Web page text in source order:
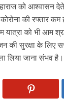
को आश्वासन
की रफ्तार
को भी आम
की सुरक्षा के लिए
लिया जाना संभव है।